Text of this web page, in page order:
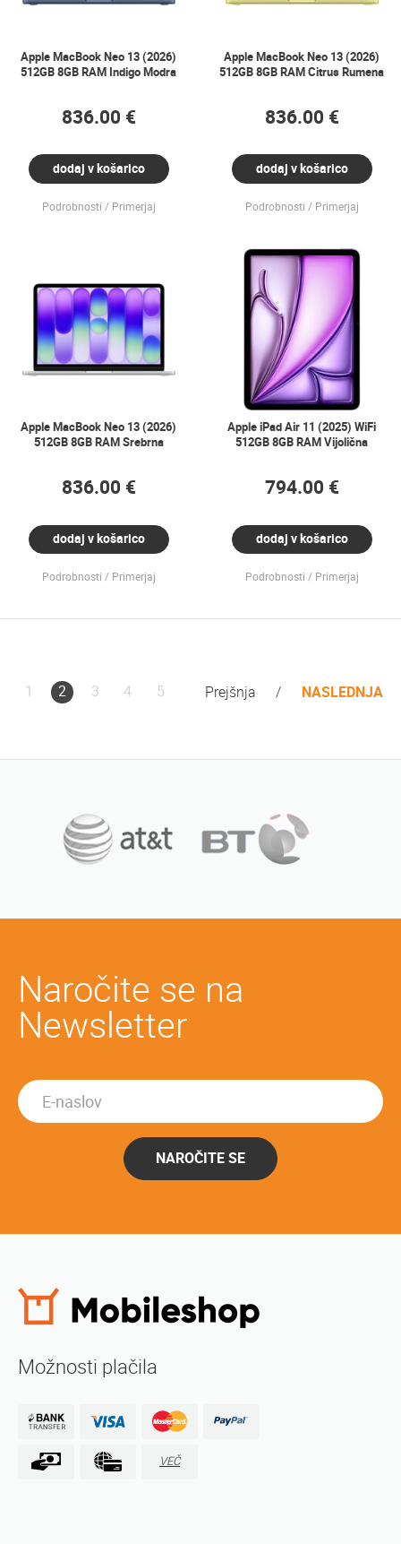
Apple MacBook Neo 13 (2026)
512GB 8GB RAM Indigo Modra
836.00 €
dodaj v košarico
Podrobnosti Primerjaj
Apple MacBook Neo 13 (2026)
512GB 8GB RAM Citrus Rumena
836.00 €
dodaj v košarico
Podrobnosti Primerjaj
Apple MacBook Neo 13 (2026)
512GB 8GB RAM Srebrna
836.00 €
dodaj v košarico
Podrobnosti Primerjaj
Apple iPad Air 11 (2025) WiFi
512GB 8GB RAM Vijolična
794.00 €
dodaj v košarico
Podrobnosti Primerjaj
1 2 3 4 5 Prejšnja NASLEDNJA
Naročite se na
Newsletter
NAROČITE SE
Možnosti plačila
VEČ